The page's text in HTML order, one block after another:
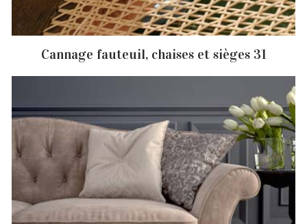
Cannage fauteuil, chaises et sièges 31